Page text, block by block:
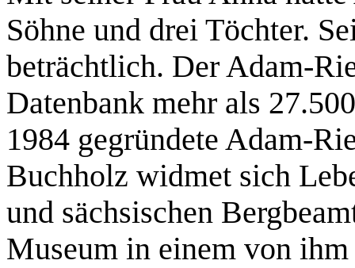
Söhne und drei Töchter.
beträchtlich. Der Adam-
Datenbank mehr als
1984 gegründete Adam-
Buchholz widmet sich
und sächsischen
Museum in einem von